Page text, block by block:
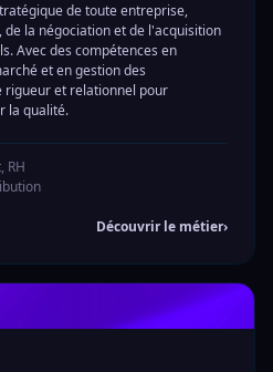
de toute entreprise,
la négociation et de l'acquisition
Avec des compétences en
et en gestion des
rigueur et relationnel pour
la qualité.
RH
Découvrir le métier›